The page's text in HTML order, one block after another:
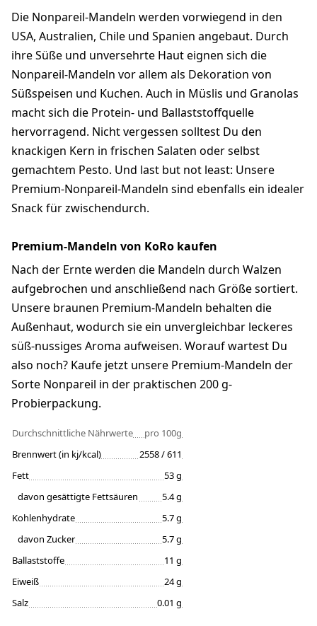
Die Nonpareil-Mandeln werden vorwiegend in den
USA, Australien, Chile und Spanien angebaut. Durch
ihre Süße und unversehrte Haut eignen sich die
Nonpareil-Mandeln vor allem als Dekoration von
Süßspeisen und Kuchen. Auch in Müslis und Granolas
macht sich die Protein- und Ballaststoffquelle
hervorragend. Nicht vergessen solltest Du den
knackigen Kern in frischen Salaten oder selbst
gemachtem Pesto. Und last but not least: Unsere
Premium-Nonpareil-Mandeln sind ebenfalls ein idealer
Snack für zwischendurch.
Premium-Mandeln von KoRo kaufen
Nach der Ernte werden die Mandeln durch Walzen
aufgebrochen und anschließend nach Größe sortiert.
Unsere braunen Premium-Mandeln behalten die
Außenhaut, wodurch sie ein unvergleichbar leckeres
süß-nussiges Aroma aufweisen. Worauf wartest Du
also noch? Kaufe jetzt unsere Premium-Mandeln der
Sorte Nonpareil in der praktischen 200 g-
Probierpackung.
Durchschnittliche Nährwerte
pro 100g
Brennwert (in kj/kcal)
2558 / 611
Fett
53 g
davon gesättigte Fettsäuren
5.4 g
Kohlenhydrate
5.7 g
davon Zucker
5.7 g
Ballaststoffe
11 g
Eiweiß
24 g
Salz
0.01 g